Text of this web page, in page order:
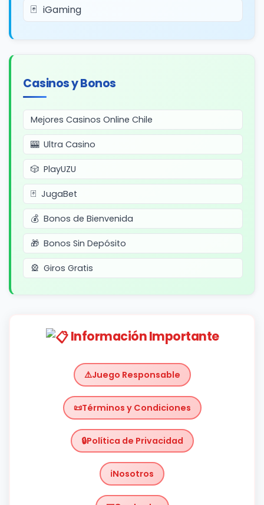
iGaming
Casinos y Bonos
Mejores Casinos Online Chile
Ultra Casino
PlayUZU
JugaBet
Bonos de Bienvenida
Bonos Sin Depósito
Giros Gratis
Información Importante
Juego Responsable
Términos y Condiciones
Política de Privacidad
Nosotros